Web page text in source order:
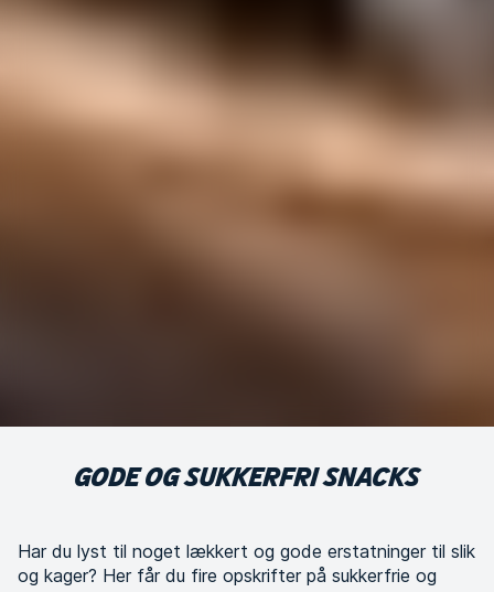
GODE OG SUKKERFRI SNACKS
Har du lyst til noget lækkert og gode erstatninger til slik
og kager? Her får du fire opskrifter på sukkerfrie og